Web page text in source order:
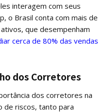
interagem com seus
o Brasil conta com mais de
que desempenham
cerca de 80% das vendas
dos Corretores
dos corretores na
de riscos, tanto para